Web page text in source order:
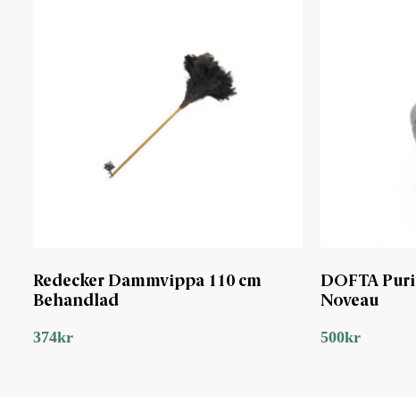
Redecker Dammvippa 110 cm
Behandlad
374kr
DOFTA
Noveau
500kr